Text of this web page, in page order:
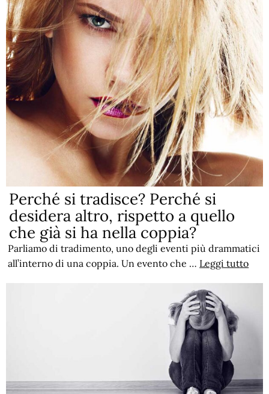
Perché si tradisce? Perché si
desidera altro, rispetto a quello
che già si ha nella coppia?
Parliamo di tradimento, uno degli eventi più drammatici
all’interno di una coppia. Un evento che … Leggi tutto